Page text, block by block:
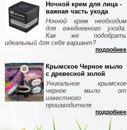
Ночной крем для лица -
важная часть ухода
Ночной крем необходим
для ежедневного ухода.
Как же подобрать
идеальный для себя вариант?
подробнее
Крымское Черное мыло
с древесной золой
Уникальное крымское
черное мыло от
известного
производителя
подробнее